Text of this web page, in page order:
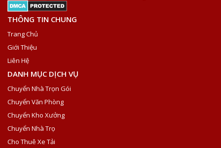
THÔNG TIN CHUNG
Trang Chủ
Giới Thiệu
Liên Hệ
DANH MỤC DỊCH VỤ
Chuyển Nhà Trọn Gói
Chuyển Văn Phòng
Chuyển Kho Xưởng
Chuyển Nhà Trọ
Cho Thuê Xe Tải